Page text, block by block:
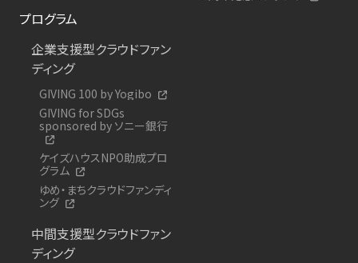
プログラム
企業支援型クラウドファン
ディング
GIVING 100 by Yogibo
GIVING for SDGs
sponsored by ソニー銀行
ケイズハウスNPO助成プロ
グラム
ゆめ・まちクラウドファンディ
ング
中間支援型クラウドファン
ディング